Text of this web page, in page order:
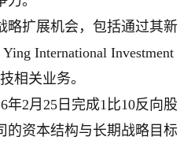
扩展机会，包括通过其新
International Investment
相关业务。
2月25日完成1比10反向股
的资本结构与长期战略目标